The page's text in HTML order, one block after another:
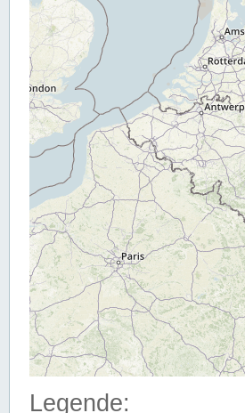
Legende: